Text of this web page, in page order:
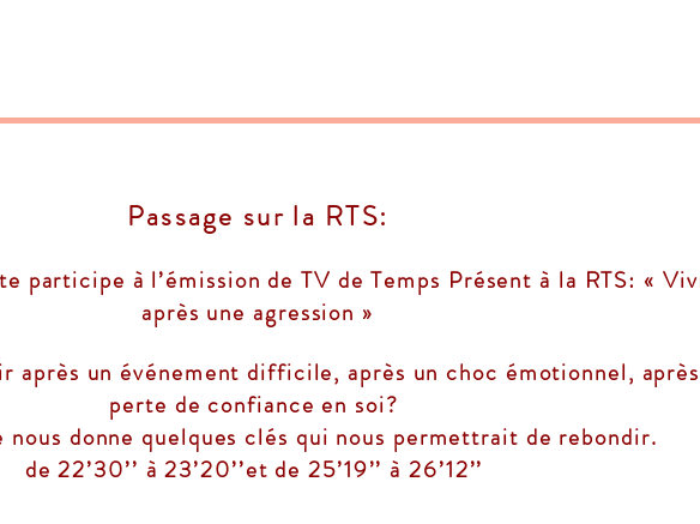
Passage sur la RTS:
participe à l’émission de TV de Temps Présent à la RTS: «
après une agression »
après un événement difficile, après un choc émotionnel,
perte de confiance en soi?
nous donne quelques clés qui nous permettrait de rebondir.
de 22’30’’ à 23’20’’et de 25’19’’ à 26’12’’